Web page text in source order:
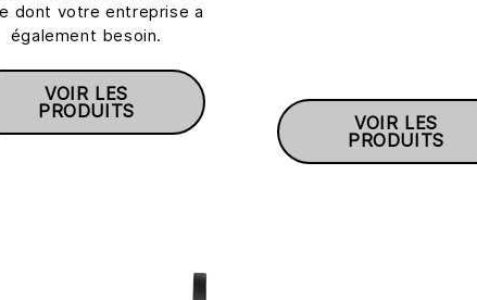
dont votre entreprise a
également besoin.
VOIR LES
PRODUITS
VOIR LES
PRODUITS